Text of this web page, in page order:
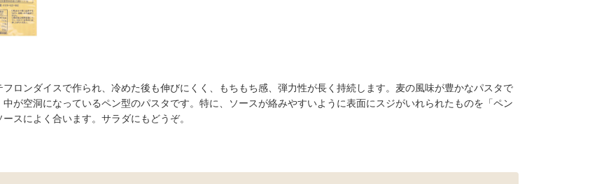
ロンダイスで作られ、冷めた後も伸びにくく、もちもち感、弾力性が長く持続します。麦の風味が豊かなパスタで
が空洞になっているペン型のパスタです。特に、ソースが絡みやすいように表面にスジがいれられたものを「ペン
スによく合います。サラダにもどうぞ。